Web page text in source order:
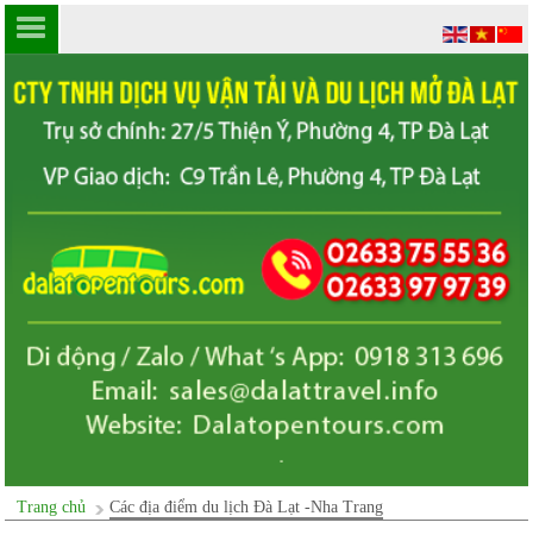
Trang chủ Các địa điểm du lịch Đà Lạt -Nha Trang